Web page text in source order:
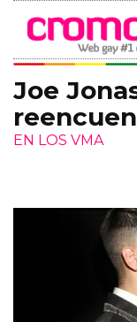
Joe
EN LOS VMA